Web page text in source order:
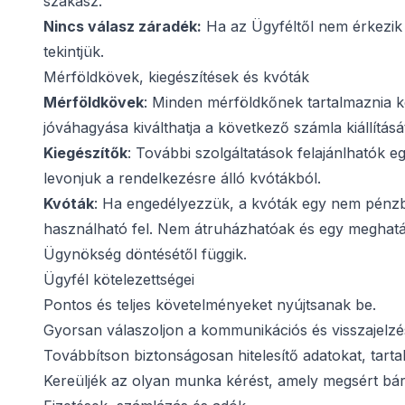
Nincs válasz záradék: Ha az Ügyféltől nem
tekintjük.
Mérföldkövek, kiegészítések és kvóták
Mérföldkövek: Minden mérföldkőnek tartalmaznia
jóváhagyása kiválthatja a következő számla
Kiegészítők: További szolgáltatások felajánlhatók
levonjuk a rendelkezésre álló kvótákból.
Kvóták: Ha engedélyezzük, a kvóták egy nem
használható fel. Nem átruházhatóak és egy
Ügynökség döntésétől függik.
Ügyfél kötelezettségei
Pontos és teljes követelményeket nyújtsanak be.
Gyorsan válaszoljon a kommunikációs és
Továbbítson biztonságosan hitelesítő adatokat,
Kereüljék az olyan munka kérést, amely megsért